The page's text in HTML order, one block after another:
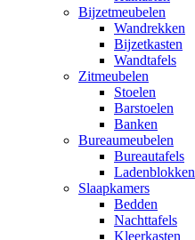
Bijzetmeubelen
Wandrekken
Bijzetkasten
Wandtafels
Zitmeubelen
Stoelen
Barstoelen
Banken
Bureaumeubelen
Bureautafels
Ladenblokken
Slaapkamers
Bedden
Nachttafels
Kleerkasten